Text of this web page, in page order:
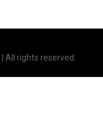
| All rights reserved.